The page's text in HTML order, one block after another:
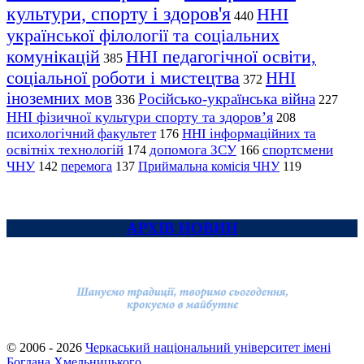
культури, спорту і здоров'я 440 ННІ
української філології та соціальних
комунікацій 385 ННІ педагогічної освіти,
соціальної роботи і мистецтва 372 ННІ
іноземних мов 336 Російсько-українська війна 227
ННІ фізичної культури спорту та здоров’я 208
психологічний факультет 176 ННІ інформаційних та
освітніх технологій 174 допомога ЗСУ 166 спортсмени
ЧНУ 142 перемога 137 Приймальна комісія ЧНУ 119
АРХІВ НОВИН
© 2006 - 2026 Черкаський національний університет імені